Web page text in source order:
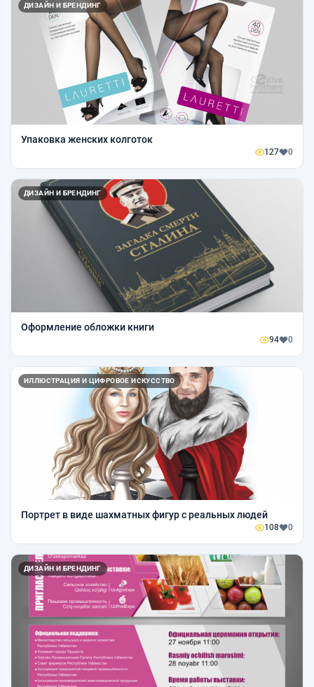
ДИЗАЙН И БРЕНДИНГ
Упаковка женских колготок
127 0
ДИЗАЙН И БРЕНДИНГ
Оформление обложки книги
94 0
ИЛЛЮСТРАЦИЯ И ЦИФРОВОЕ ИСКУССТВО
Портрет в виде шахматных фигур с реальных людей
108 0
ДИЗАЙН И БРЕНДИНГ